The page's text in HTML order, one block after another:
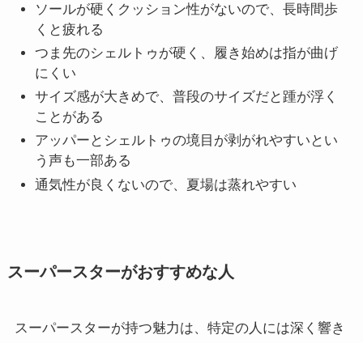
ソールが硬くクッション性がないので、長時間歩
くと疲れる
つま先のシェルトゥが硬く、履き始めは指が曲げ
にくい
サイズ感が大きめで、普段のサイズだと踵が浮く
ことがある
アッパーとシェルトゥの境目が剥がれやすいとい
う声も一部ある
通気性が良くないので、夏場は蒸れやすい
スーパースターがおすすめな人
スーパースターが持つ魅力は、特定の人には深く響き